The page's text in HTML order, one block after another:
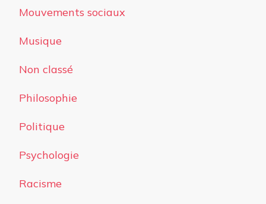
Mouvements sociaux
Musique
Non classé
Philosophie
Politique
Psychologie
Racisme